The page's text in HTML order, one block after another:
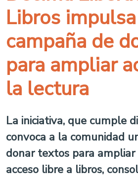
Libros
campaña de
para ampliar
la lectura
La iniciativa, que cumple
convoca a la comunidad
donar textos para
acceso libre a libros,